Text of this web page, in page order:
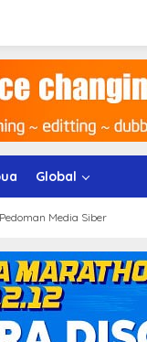
Global
Pedoman Media Siber